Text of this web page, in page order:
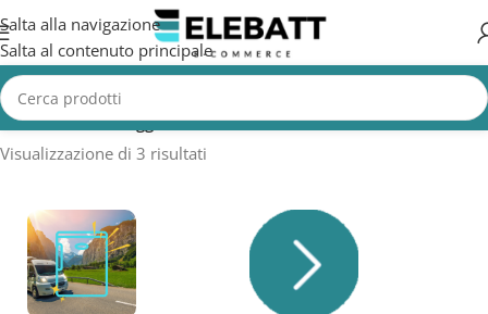
Salta alla navigazione
Salta al contenuto principale
Home/Prodotti taggati “batteria AGM 12V 90Ah”
Visualizzazione di 3 risultati